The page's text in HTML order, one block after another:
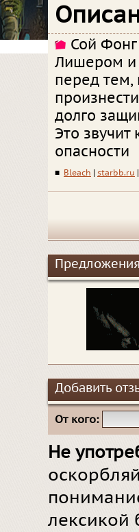
Сой
Лишером и
перед тем,
долго
Это
опасности
■ Bleach starbb.ru
Добавить
От кого:
Не
лексикой